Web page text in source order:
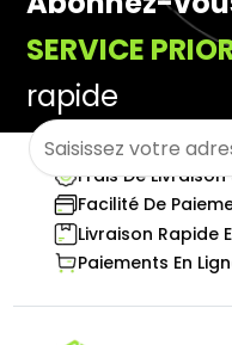
SERVICE
rapide
Frais De
Facilité De
Livraison Rapide
Paiements En